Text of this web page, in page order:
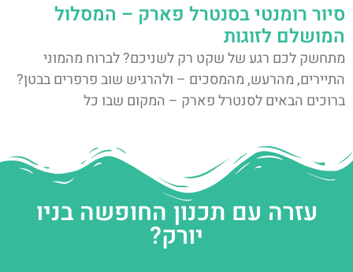
סיור רומנטי בסנטרל פארק – המסלול
המושלם לזוגות
מתחשק לכם רגע של שקט רק לשניכם? לברוח מהמוני
התיירים, מהרעש, מהמסכים – ולהרגיש שוב פרפרים בבטן?
ברוכים הבאים לסנטרל פארק – המקום שבו כל
עזרה עם תכנון החופשה בניו
יורק?